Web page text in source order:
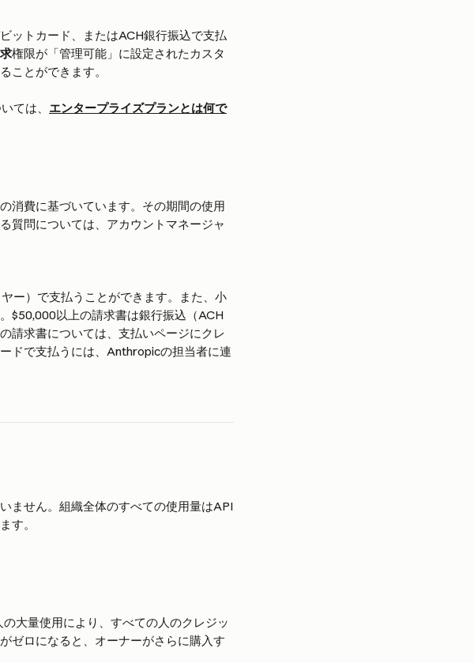
ットカード、またはACH銀行振込で支払
権限が「管理可能」に設定されたカスタ
ことができます。
ては、 エンタープライズプランとは何で
消費に基づいています。その期間の使用
質問については、アカウントマネージャ
ー）で支払うことができます。また、小
$50,000以上の請求書は銀行振込（ACH
請求書については、支払いページにクレ
ドで支払うには、Anthropicの担当者に連
ません。組織全体のすべての使用量はAPI
す。
大量使用により、すべての人のクレジッ
ゼロになると、オーナーがさらに購入す